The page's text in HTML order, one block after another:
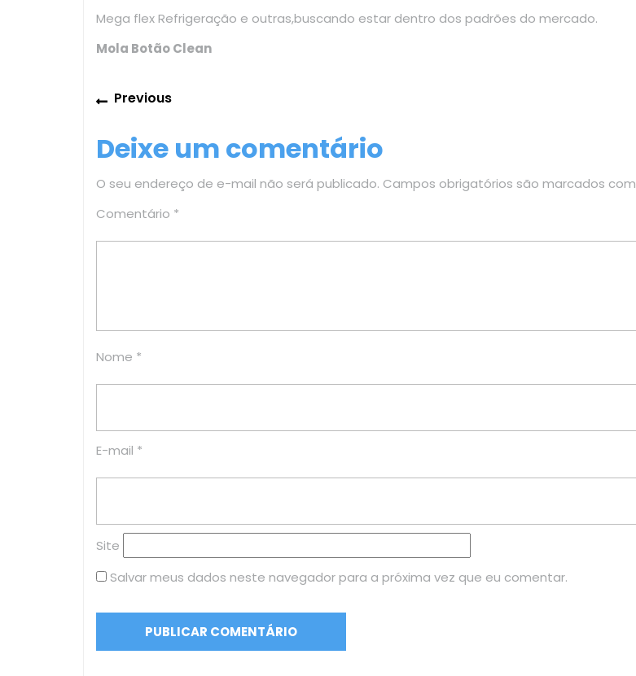
Mega flex Refrigeração e outras,buscando estar dentro dos padrões do mercado.
Mola Botão Clean
Navegação
Post
PreviousPrevious
Deixe um comentário
O seu endereço de e-mail não será publicado. Campos obrigatórios são marcados com
Comentário *
Nome *
E-mail *
Site
Salvar meus dados neste navegador para a próxima vez que eu comentar.